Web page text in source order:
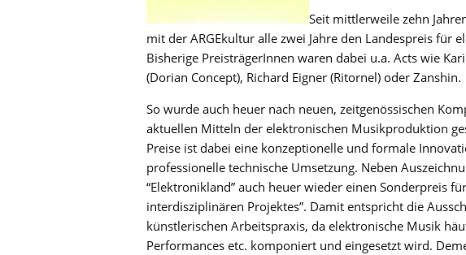
Seit mittlerweile zehn
mit der ARGEkultur alle zwei Jahre den Landespreis für
Bisherige PreisträgerInnen waren dabei u.a. Acts wie
(Dorian Concept), Richard Eigner (Ritornel) oder Zanshin.
So wurde auch heuer nach neuen, zeitgenössischen
aktuellen Mitteln der elektronischen Musikproduktion
Preise ist dabei eine konzeptionelle und formale
professionelle technische Umsetzung. Neben
“Elektronikland” auch heuer wieder einen Sonderpreis
interdisziplinären Projektes”. Damit entspricht die
künstlerischen Arbeitspraxis, da elektronische Musik
Performances etc. komponiert und eingesetzt wird.